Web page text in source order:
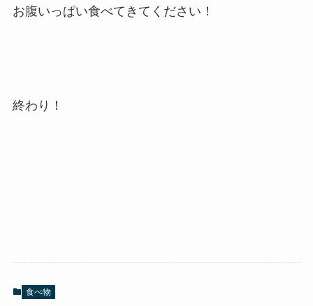
お腹いっぱい食べてきてください！
終わり！
食べ物